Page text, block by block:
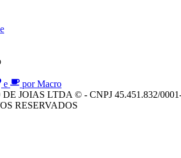
e
por Macro
JOIAS LTDA © - CNPJ 45.451.832/
RESERVADOS